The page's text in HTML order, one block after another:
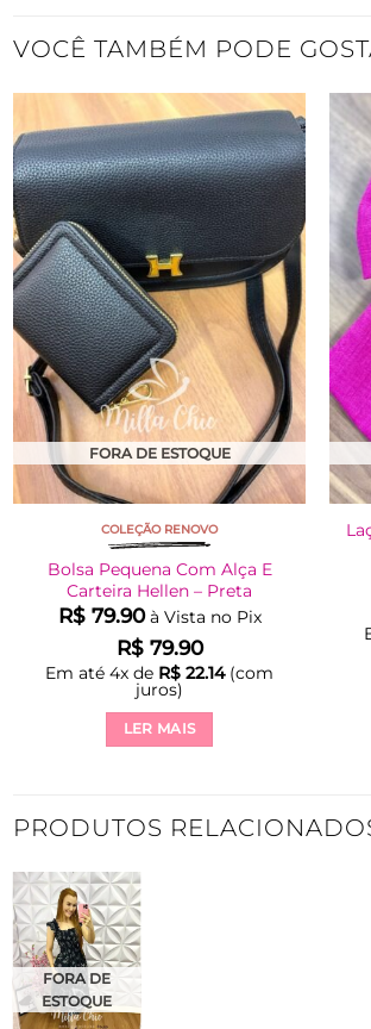
VOCÊ TAMBÉM PODE
Adicionar
à Lista
FORA DE ESTOQUE
COLEÇÃO RENOVO
Bolsa Pequena Com Alça E
Carteira Hellen – Preta
R$79.90 à Vista no Pix
R$79.90
Em até4x de R$ 22.14(com
juros)
LER MAIS
PRODUTOS
Adicionar
à Lista
FORA DE
ESTOQUE